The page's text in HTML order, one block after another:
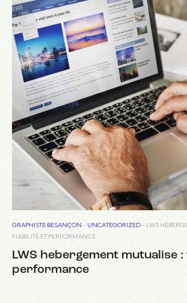
GRAPHISTE BESANÇON - UNCATEGORIZED - LWS
FIABILITÉ ET PERFORMANCE
LWS hebergement mutualise
performance